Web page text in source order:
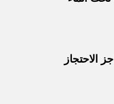
الاحتجاز